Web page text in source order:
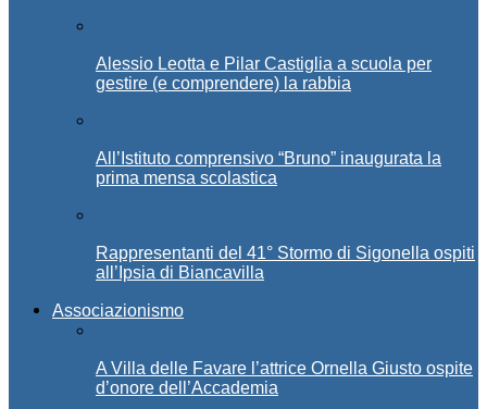
Alessio Leotta e Pilar Castiglia a scuola per
gestire (e comprendere) la rabbia
All’Istituto comprensivo “Bruno” inaugurata la
prima mensa scolastica
Rappresentanti del 41° Stormo di Sigonella ospiti
all’Ipsia di Biancavilla
Associazionismo
A Villa delle Favare l’attrice Ornella Giusto ospite
d’onore dell’Accademia